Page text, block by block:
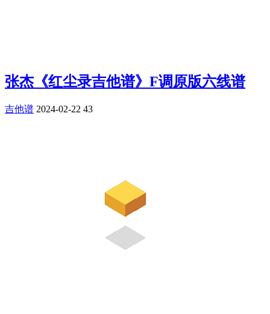
张杰《红尘录吉他谱》F调原版六线谱
吉他谱 2024-02-22 43